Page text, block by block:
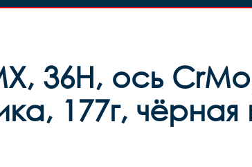
36Н, ось
177г, чёрная